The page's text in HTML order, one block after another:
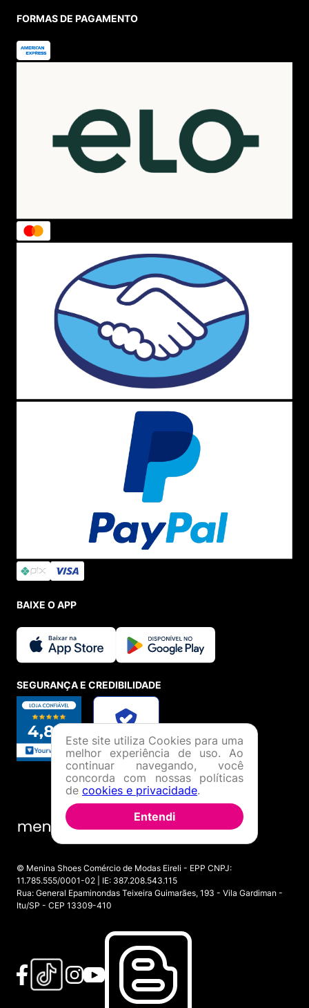
FORMAS DE PAGAMENTO
BAIXE O APP
SEGURANÇA E CREDIBILIDADE
© Menina Shoes Comércio de Modas Eireli - EPP CNPJ:
11.785.555/0001-02 | IE: 387.208.543.115
Rua: General Epaminondas Teixeira Guimarães, 193 - Vila Gardiman -
Itu/SP - CEP 13309-410
Este site utiliza Cookies para uma
melhor experiência de uso. Ao
continuar navegando, você
concorda com nossas políticas
de cookies e privacidade.
Entendi